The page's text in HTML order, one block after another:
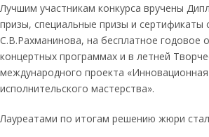
Лучшим участникам конкурса вручены
призы, специальные призы и сертификаты
С.В.Рахманинова, на бесплатное годовое
концертных программах и в летней
международного проекта
исполнительского мастерства».
Лауреатами по итогам решению жюри